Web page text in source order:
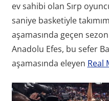
ev sahibi olan Sırp
saniye basketiyle
aşamasında geçen
Anadolu Efes, bu sefer
aşamasında eleyen Real